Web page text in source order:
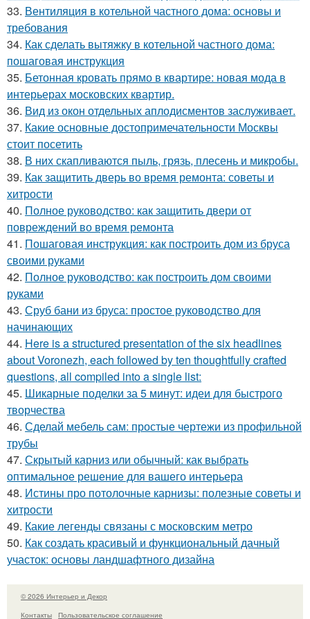
33. Вентиляция в котельной частного дома: основы и
требования
34. Как сделать вытяжку в котельной частного дома:
пошаговая инструкция
35. Бетонная кровать прямо в квартире: новая мода в
интерьерах московских квартир.
36. Вид из окон отдельных аплодисментов заслуживает.
37. Какие основные достопримечательности Москвы
стоит посетить
38. В них скапливаются пыль, грязь, плесень и микробы.
39. Как защитить дверь во время ремонта: советы и
хитрости
40. Полное руководство: как защитить двери от
повреждений во время ремонта
41. Пошаговая инструкция: как построить дом из бруса
своими руками
42. Полное руководство: как построить дом своими
руками
43. Сруб бани из бруса: простое руководство для
начинающих
44. Here is a structured presentation of the six headlines
about Voronezh, each followed by ten thoughtfully crafted
questions, all compiled into a single list:
45. Шикарные поделки за 5 минут: идеи для быстрого
творчества
46. Сделай мебель сам: простые чертежи из профильной
трубы
47. Скрытый карниз или обычный: как выбрать
оптимальное решение для вашего интерьера
48. Истины про потолочные карнизы: полезные советы и
хитрости
49. Какие легенды связаны с московским метро
50. Как создать красивый и функциональный дачный
участок: основы ландшафтного дизайна
© 2026 Интерьер и Декор
Контакты
Пользовательское соглашение